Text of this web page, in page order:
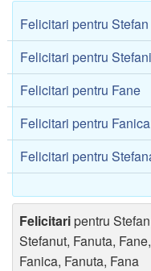
Felicitari pentru Stefan
Felicitari pentru
Felicitari pentru Fane
Felicitari pentru Fanica
Felicitari pentru
Felicitaripentru
Stefanut, Fanuta,
Fanica, Fanuta, Fana